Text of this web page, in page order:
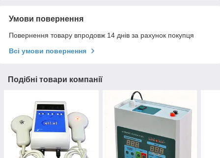
Умови повернення
Повернення товару впродовж 14 днів за рахунок покупця
Всі умови повернення
Подібні товари компанії